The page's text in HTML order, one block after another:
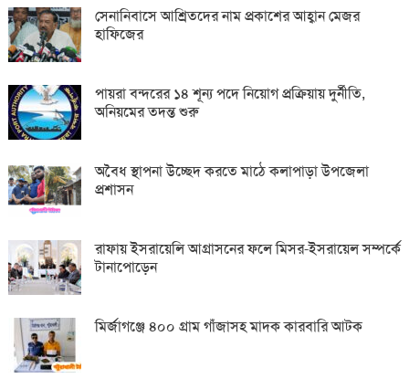
সেনানিবাসে আশ্রিতদের নাম প্রকাশের আহ্বান মেজর
হাফিজের
পায়রা বন্দরের ১৪ শূন্য পদে নিয়োগ প্রক্রিয়ায় দুর্নীতি,
অনিয়মের তদন্ত শুরু
অবৈধ স্থাপনা উচ্ছেদ করতে মাঠে কলাপাড়া উপজেলা
প্রশাসন
রাফায় ইসরায়েলি আগ্রাসনের ফলে মিসর-ইসরায়েল সম্পর্কে
টানাপোড়েন
মির্জাগঞ্জে ৪০০ গ্রাম গাঁজাসহ মাদক কারবারি আটক